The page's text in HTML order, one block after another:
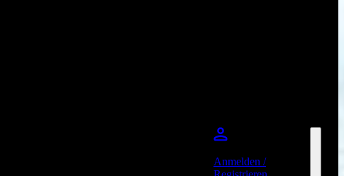
Anmelden /